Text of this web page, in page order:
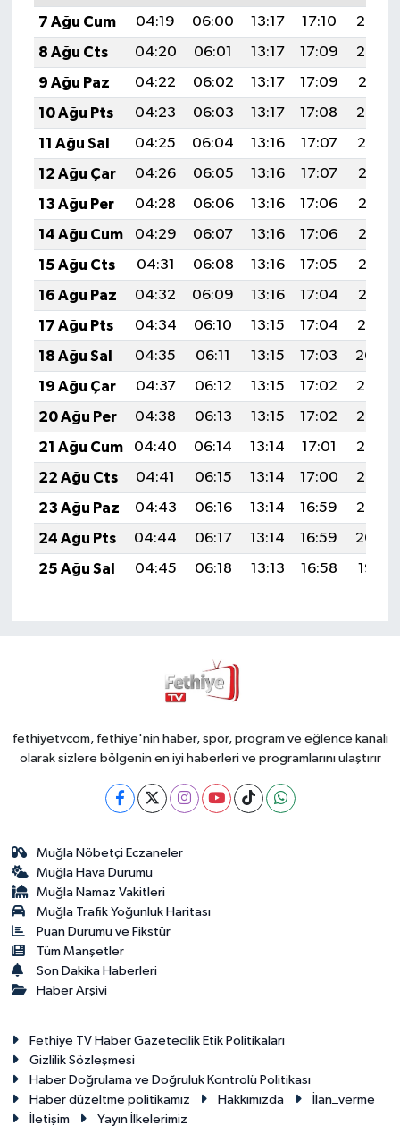
7 Ağu Cum
04:19 06:00 13:17 17:10
20:24
8 Ağu Cts
04:20 06:01 13:17 17:09
20:22
9 Ağu Paz
04:22 06:02 13:17 17:09
20:21
10 Ağu Pts
04:23 06:03 13:17 17:08
20:20
11 Ağu Sal
04:25 06:04 13:16 17:07
20:19
12 Ağu Çar
04:26 06:05 13:16 17:07
20:17
13 Ağu Per
04:28 06:06 13:16 17:06
20:16
14 Ağu Cum
04:29 06:07 13:16 17:06
20:15
15 Ağu Cts
04:31 06:08 13:16 17:05
20:13
16 Ağu Paz
04:32 06:09 13:16 17:04
20:12
17 Ağu Pts
04:34 06:10 13:15 17:04
20:10
18 Ağu Sal
04:35 06:11 13:15 17:03
20:09
19 Ağu Çar
04:37 06:12 13:15 17:02
20:08
20 Ağu Per
04:38 06:13 13:15 17:02
20:06
21 Ağu Cum
04:40 06:14 13:14 17:01
20:05
22 Ağu Cts
04:41 06:15 13:14 17:00
20:03
23 Ağu Paz
04:43 06:16 13:14 16:59
20:02
24 Ağu Pts
04:44 06:17 13:14 16:59
20:00
25 Ağu Sal
04:45 06:18 13:13 16:58 19:58
fethiyetvcom, fethiye'nin haber, spor, program ve eğlence kanalı
olarak sizlere bölgenin en iyi haberleri ve programlarını ulaştırır
Muğla Nöbetçi Eczaneler
Muğla Hava Durumu
Muğla Namaz Vakitleri
Muğla Trafik Yoğunluk Haritası
Puan Durumu ve Fikstür
Tüm Manşetler
Son Dakika Haberleri
Haber Arşivi
Fethiye TV Haber Gazetecilik Etik Politikaları
Gizlilik Sözleşmesi
Haber Doğrulama ve Doğruluk Kontrolü Politikası
Haber düzeltme politikamız
Hakkımızda
İlan_verme
İletişim
Yayın İlkelerimiz